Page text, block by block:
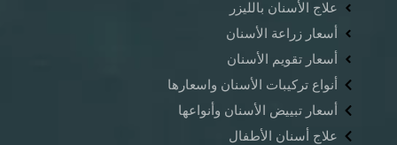
علاج الأسنان بالليزر
أسعار زراعة الأسنان
أسعار تقويم الأسنان
أنواع تركيبات الأسنان واسعارها
أسعار تبييض الأسنان وأنواعها
علاج أسنان الأطفال